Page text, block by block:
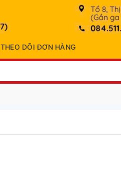
THEO DÕI ĐƠN HÀNG